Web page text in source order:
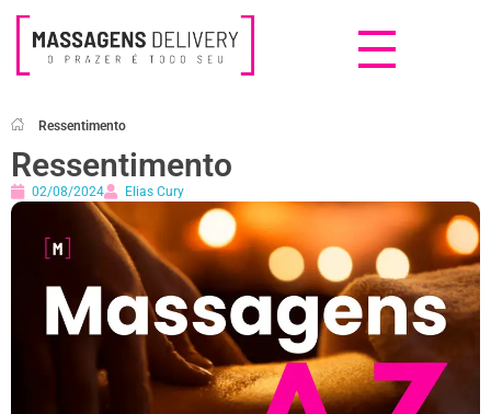
Ressentimento
Ressentimento
02/08/2024 Elias Cury